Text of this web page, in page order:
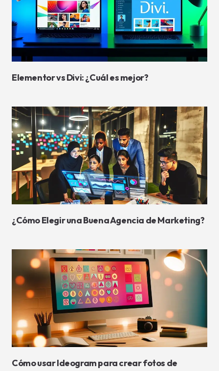
Elementor vs Divi: ¿Cuál es mejor?
¿Cómo Elegir una Buena Agencia de Marketing?
Cómo usar Ideogram para crear fotos de